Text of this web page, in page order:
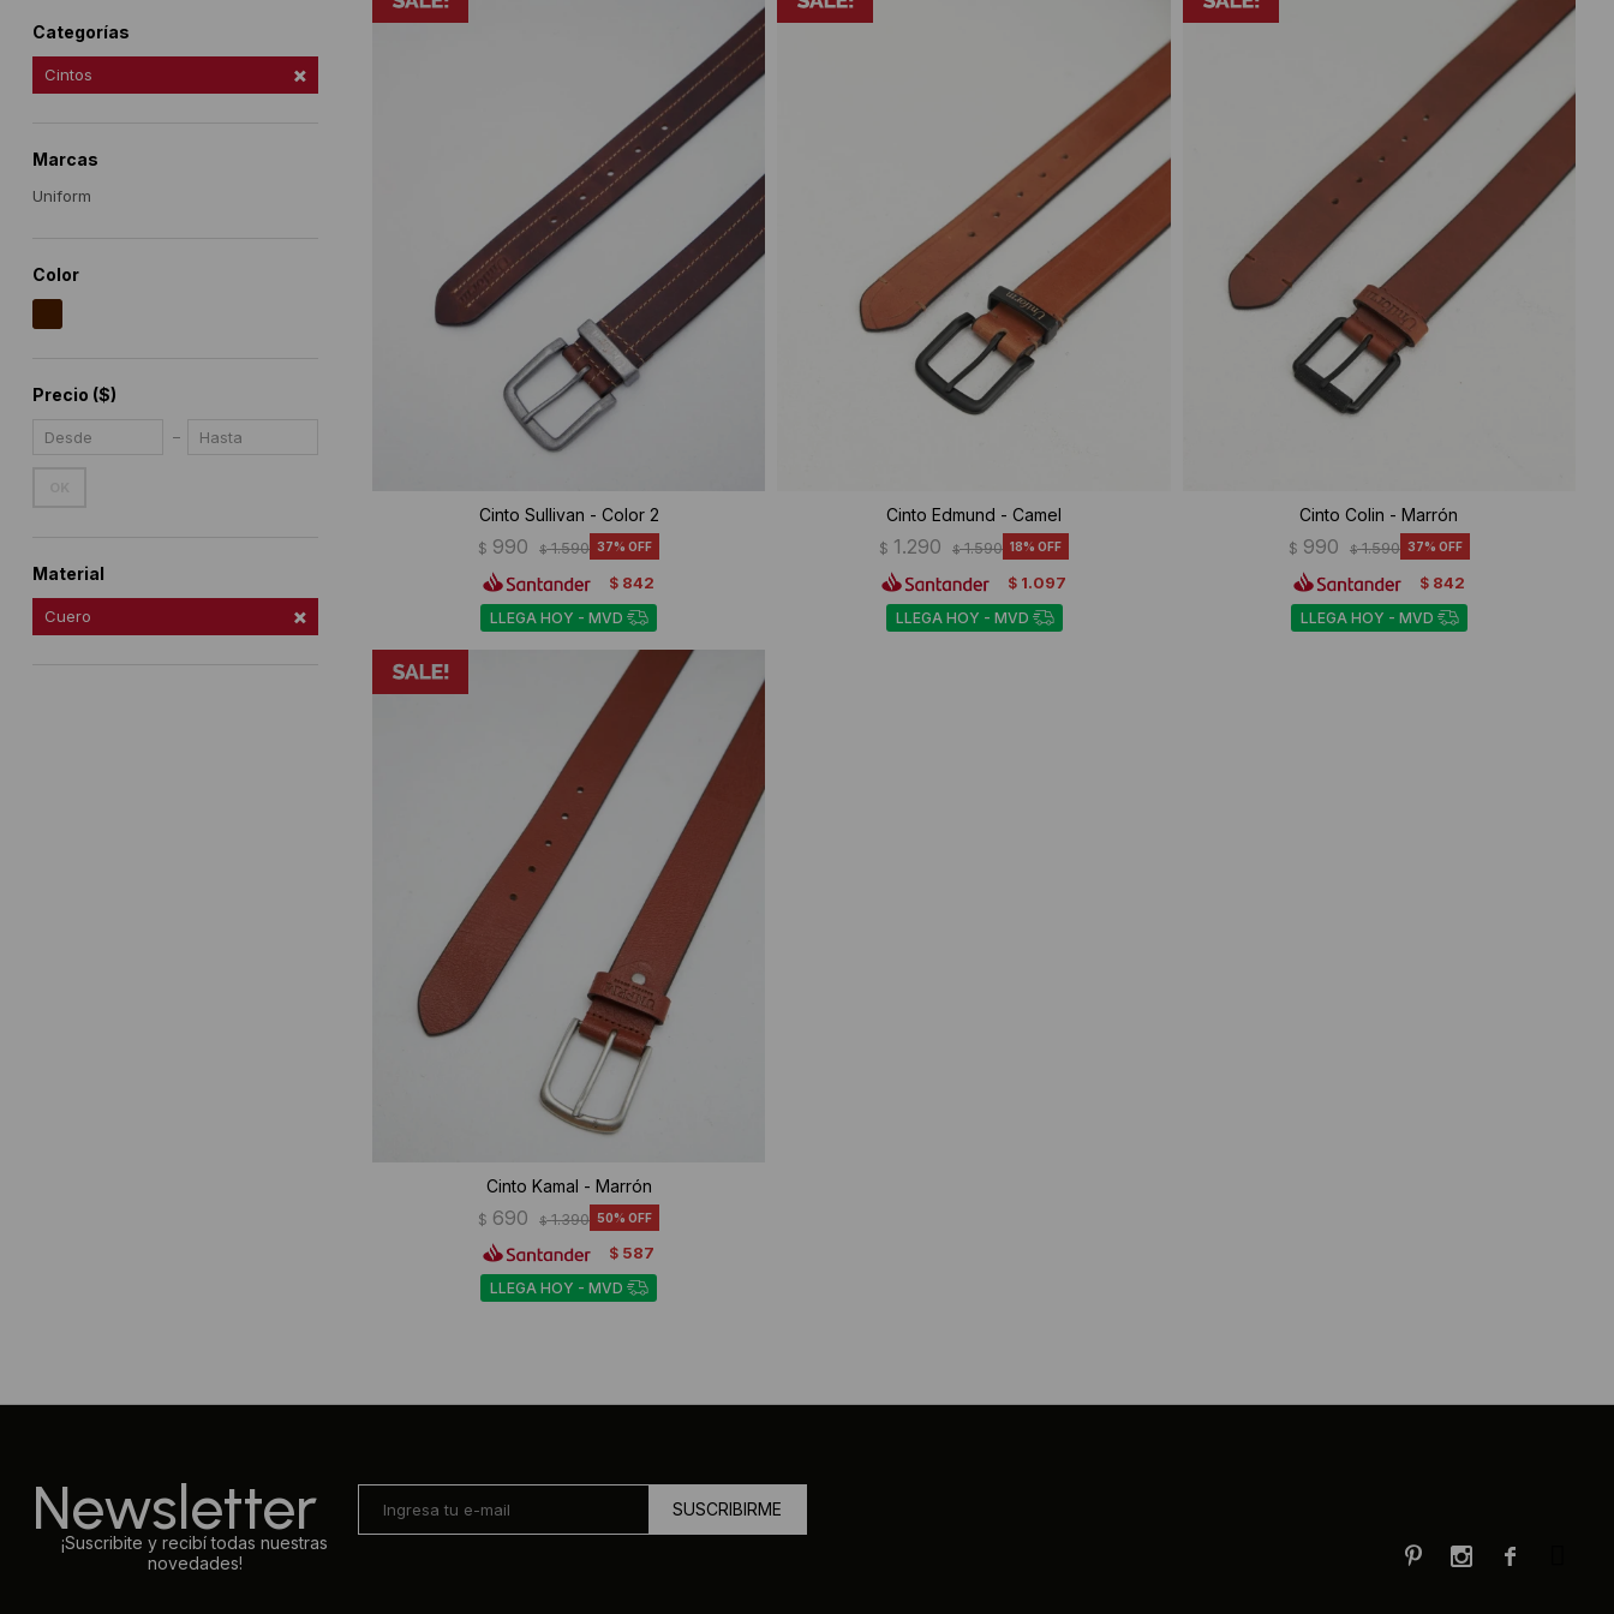
Cinto Sullivan - Color 2
$ 990 $ 1.590 37
$ 842
LLEGA HOY - MVD
Cinto Edmund - Camel
$ 1.290 $ 1.590 18
$ 1.097
LLEGA HOY - MVD
Cinto Colin - Marrón
$ 990 $ 1.590 37
$ 842
LLEGA HOY - MVD
Cinto Kamal - Marrón
$ 690 $ 1.390 50
$ 587
LLEGA HOY - MVD
Categorías
Cintos
Marcas
Uniform
Color
Precio ($)
Material
Cuero
Newsletter
¡Suscribite y recibí todas nuestras
novedades!
SUSCRIBIRME

 